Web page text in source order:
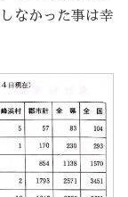
なかった事は幸